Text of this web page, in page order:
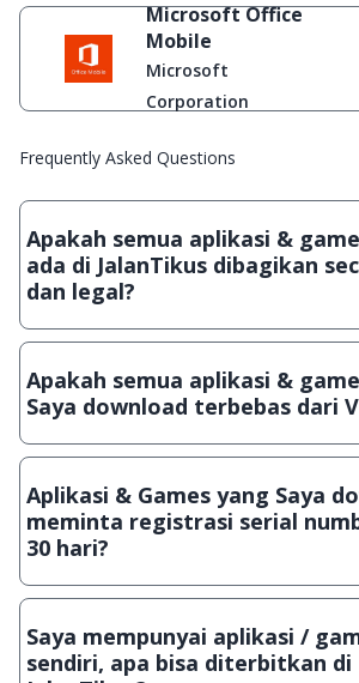
Microsoft Office
Mobile
Microsoft
Corporation
Frequently Asked Questions
Apakah semua aplikasi &
ada di JalanTikus dibagikan
dan legal?
Ya, JalanTikus hanya membagikan
crack, patch atau semacamnya.
Apakah semua aplikasi &
Saya download terbebas dari
Ya, JalanTikus selalu melakukan scanning
suatu aplikasi atau games, sehingga bisa
terbebas dari virus.
Aplikasi & Games yang Saya
meminta registrasi serial
30 hari?
Meskipun dibagikan secara gratis, namun
hanya bisa digunakan dalam jangka waktu
ingin lanjut menggunakannya kamu harus
Saya mempunyai aplikasi /
sendiri, apa bisa diterbitkan di